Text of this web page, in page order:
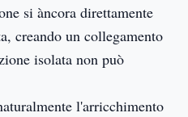
si àncora direttamente
creando un collegamento
isolata non può
l'arricchimento